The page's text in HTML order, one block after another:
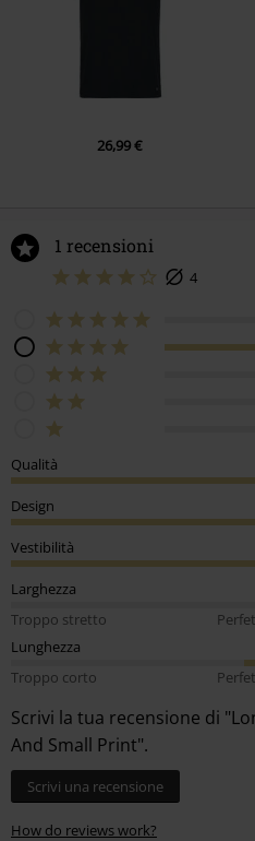
26,99 €
1 recensioni
4
Qualità
Design
Vestibilità
Larghezza
Troppo stretto
Lunghezza
Troppo corto
Scrivi la tua recensione di
And Small Print".
Scrivi una recensione
How do reviews work?